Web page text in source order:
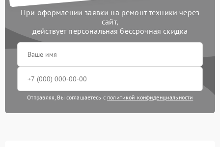
При оформлении заявки на ремонт техники через
сайт,
действует персональная бессрочная скидка
Отправляя, Вы соглашаетесь с политикой конфиденциальности